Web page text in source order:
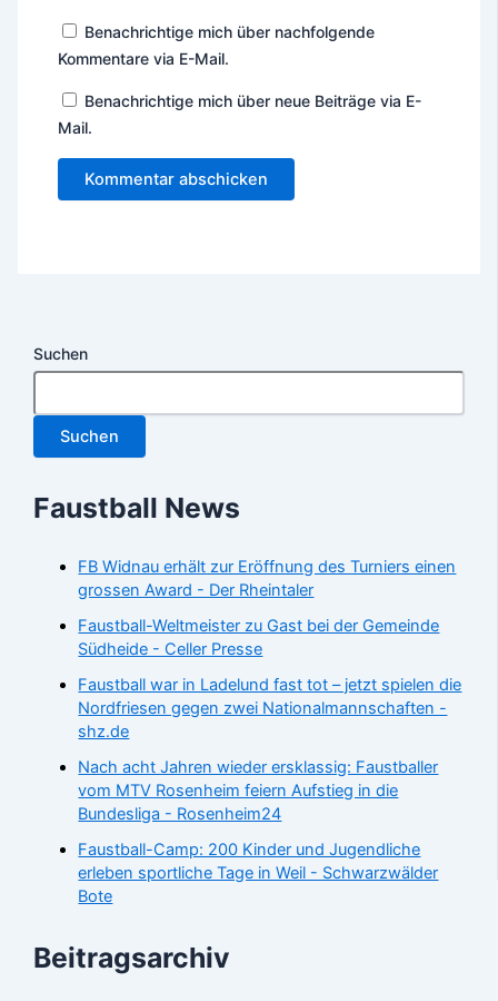
Benachrichtige mich über nachfolgende
Kommentare via E-Mail.
Benachrichtige mich über neue Beiträge via E-
Mail.
Suchen
Suchen
Faustball News
FB Widnau erhält zur Eröffnung des Turniers einen
grossen Award - Der Rheintaler
Faustball-Weltmeister zu Gast bei der Gemeinde
Südheide - Celler Presse
Faustball war in Ladelund fast tot – jetzt spielen die
Nordfriesen gegen zwei Nationalmannschaften -
shz.de
Nach acht Jahren wieder ersklassig: Faustballer
vom MTV Rosenheim feiern Aufstieg in die
Bundesliga - Rosenheim24
Faustball-Camp: 200 Kinder und Jugendliche
erleben sportliche Tage in Weil - Schwarzwälder
Bote
Beitragsarchiv